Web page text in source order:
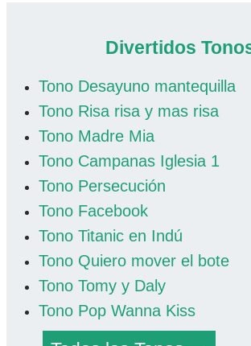
Divertidos
Tono Desayuno mantequilla
Tono Risa risa y mas risa
Tono Madre Mia
Tono Campanas Iglesia 1
Tono Persecución
Tono Facebook
Tono Titanic en Indú
Tono Quiero mover el bote
Tono Tomy y Daly
Tono Pop Wanna Kiss